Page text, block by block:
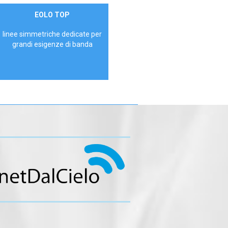
ContattaciEOLO TOP
linee simmetriche dedicate per
grandi esigenze di banda